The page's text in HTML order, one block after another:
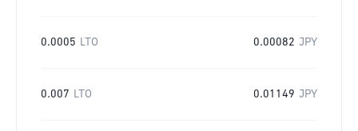
0.0005 LTO 0.00082 JPY
0.007 LTO 0.01149 JPY